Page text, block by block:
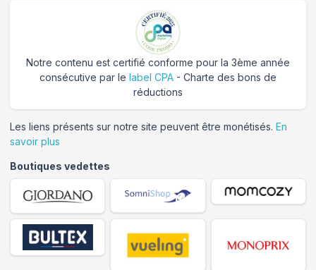
Notre contenu est certifié conforme pour la 3ème année
consécutive par le label CPA - Charte des bons de
réductions
Les liens présents sur notre site peuvent être monétisés. En
savoir plus
Boutiques vedettes